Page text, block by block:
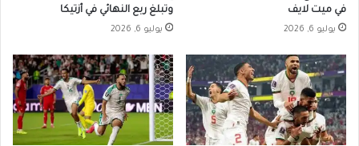
في ميت لايف
يوليو 6, 2026
وتبلغ ربع النهائي في أزتيكا
يوليو 6, 2026